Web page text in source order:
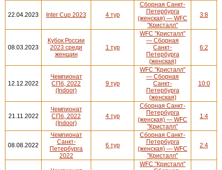
22.04.2023 Inter Cup 2023 4 тур
Сборная Санкт-
Петербурга
(женская) — WFC
"Кристалл"
3:8
08.03.2023
Кубок России
2023 среди
женщин
1 тур
WFC "Кристалл"
— Сборная
Санкт-
Петербурга
(женская)
6:2
12.12.2022
Чемпионат
СПб, 2022
(Indoor)
9 тур
WFC "Кристалл"
— Сборная
Санкт-
Петербурга
(женская)
10:0
21.11.2022
Чемпионат
СПб, 2022
(Indoor)
4 тур
Сборная Санкт-
Петербурга
(женская) — WFC
"Кристалл"
1:4
08.08.2022
Чемпионат
Санкт-
Петербурга
2022
6 тур
Сборная Санкт-
Петербурга
(женская) — WFC
"Кристалл"
2:4
WFC "Кристалл"